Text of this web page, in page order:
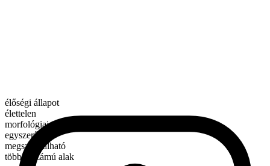
élőségi állapot
élettelen
morfológiai összetétel
egyszerű
megszámlálható
többes számú alak